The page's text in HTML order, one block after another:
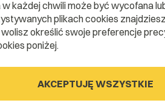
Lataj w sieci z .aero!
każdej chwili może być wycofana
plikach cookies
wolisz określić swoje preferencje
poniżej.
AKCEPTUJĘ WSZYSTKIE